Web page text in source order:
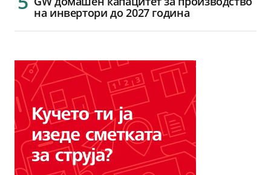
на инвертори до 2027 година